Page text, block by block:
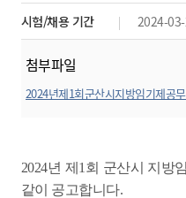
시험/채용 기간 2024-
첨부파일
2024년제1회군산시지방임기제공
2024년 제1회 군산시 지방
같이 공고합니다.